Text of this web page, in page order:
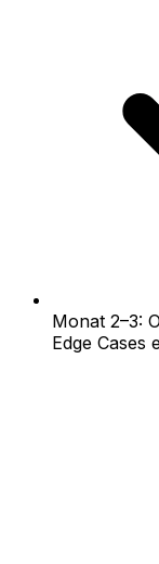
Monat 2–3:
Edge Cases